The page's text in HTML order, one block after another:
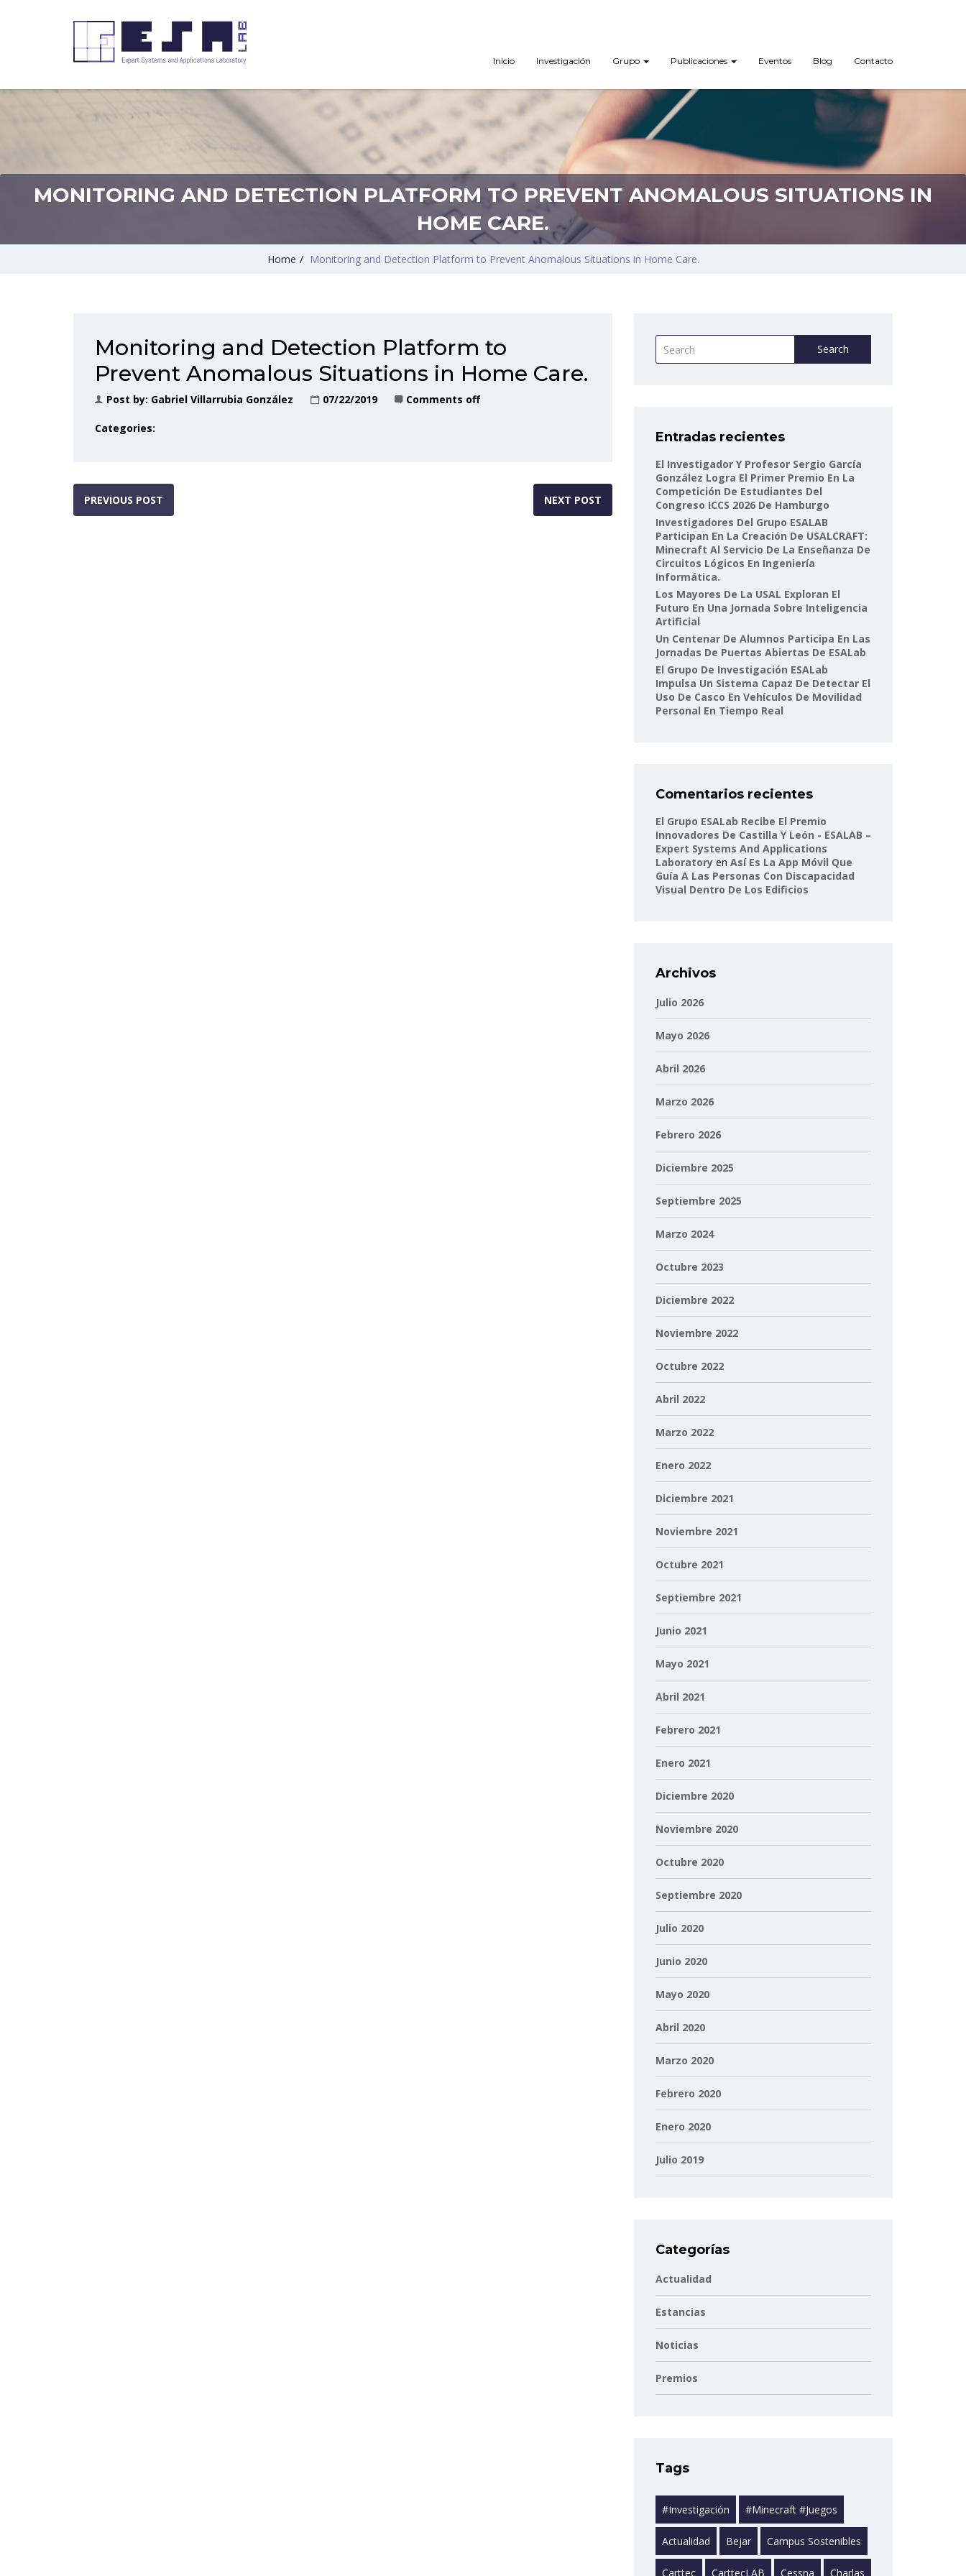
Inicio Investigación Grupo Publicaciones Eventos Blog Contacto
MONITORING AND DETECTION PLATFORM TO PREVENT ANOMALOUS SITUATIONS IN
HOME CARE.
Home / Monitoring and Detection Platform to Prevent Anomalous Situations in Home Care.
Monitoring and Detection Platform to
Prevent Anomalous Situations in Home Care.
Post by: Gabriel Villarrubia González 07/22/2019 Comments off
Categories:
PREVIOUS POST NEXT POST
Search
Entradas recientes
El Investigador Y Profesor Sergio García
González Logra El Primer Premio En La
Competición De Estudiantes Del
Congreso ICCS 2026 De Hamburgo
Investigadores Del Grupo ESALAB
Participan En La Creación De USALCRAFT:
Minecraft Al Servicio De La Enseñanza De
Circuitos Lógicos En Ingeniería
Informática.
Los Mayores De La USAL Exploran El
Futuro En Una Jornada Sobre Inteligencia
Artificial
Un Centenar De Alumnos Participa En Las
Jornadas De Puertas Abiertas De ESALab
El Grupo De Investigación ESALab
Impulsa Un Sistema Capaz De Detectar El
Uso De Casco En Vehículos De Movilidad
Personal En Tiempo Real
Comentarios recientes
El Grupo ESALab Recibe El Premio
Innovadores De Castilla Y León - ESALAB –
Expert Systems And Applications
Laboratory en Así Es La App Móvil Que
Guía A Las Personas Con Discapacidad
Visual Dentro De Los Edificios
Archivos
Julio 2026
Mayo 2026
Abril 2026
Marzo 2026
Febrero 2026
Diciembre 2025
Septiembre 2025
Marzo 2024
Octubre 2023
Diciembre 2022
Noviembre 2022
Octubre 2022
Abril 2022
Marzo 2022
Enero 2022
Diciembre 2021
Noviembre 2021
Octubre 2021
Septiembre 2021
Junio 2021
Mayo 2021
Abril 2021
Febrero 2021
Enero 2021
Diciembre 2020
Noviembre 2020
Octubre 2020
Septiembre 2020
Julio 2020
Junio 2020
Mayo 2020
Abril 2020
Marzo 2020
Febrero 2020
Enero 2020
Julio 2019
Categorías
Actualidad
Estancias
Noticias
Premios
Tags
#investigación #minecraft #juegos
Actualidad Bejar Campus Sostenibles
Carttec CarttecLAB Cessna Charlas